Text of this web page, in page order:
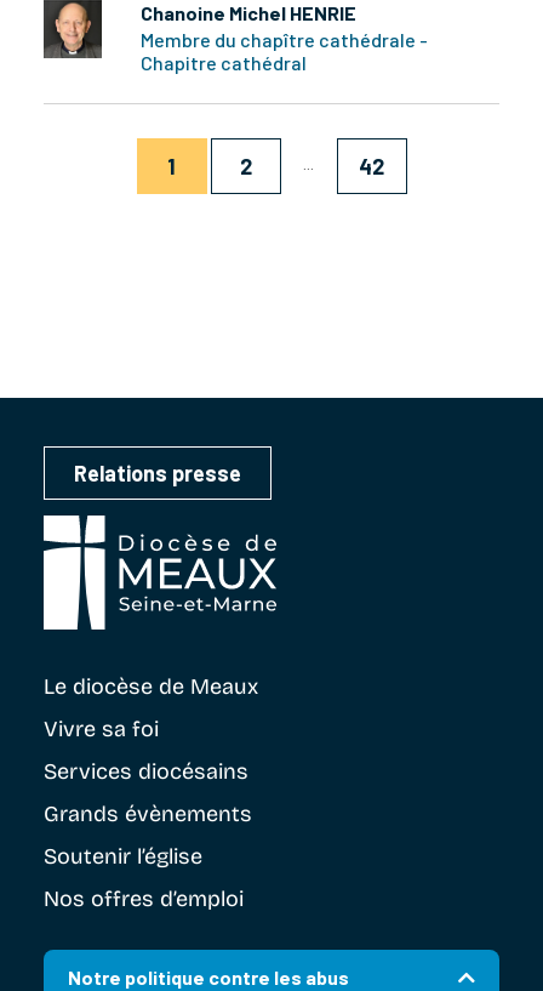
Chanoine Michel HENRIE
Membre du chapître cathédrale -
Chapitre cathédral
1 2 42
Relations presse
Le diocèse de Meaux
Vivre sa foi
Services diocésains
Grands évènements
Soutenir l’église
Nos offres d’emploi
Notre politique contre les abus